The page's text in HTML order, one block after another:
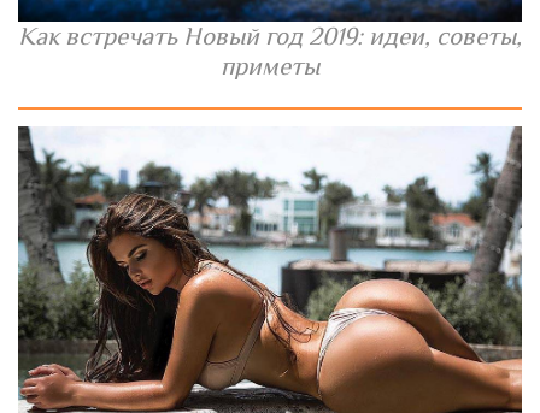
Как встречать Новый год 2019: идеи, советы,
приметы